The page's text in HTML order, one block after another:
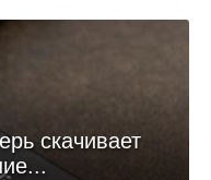
скачивает